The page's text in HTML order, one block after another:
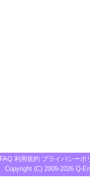
FAQ 利用規約 プライバシーポ
Copyright (C) 2009-2026 Q-